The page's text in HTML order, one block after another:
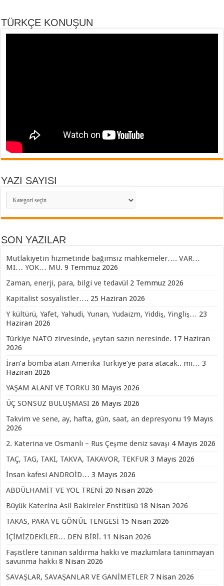
TÜRKÇE KONUŞUN
YAZI SAYISI
YAZI
SAYISI
SON YAZILAR
Mutlakiyetin hizmetinde bağımsız mahkemeler…. VAR…
MI… YOK… MU. 9 Temmuz 2026
Zaman, enerji, para, bilgi ve tedavül 2 Temmuz 2026
Kapitalist sosyalistler…. 25 Haziran 2026
Y kültürü, Yafet, Yahudi, Yunan, Yudaizm, Yiddiş, Yingliş… 23
Haziran 2026
Türkiye NATO zirvesinde, şeytan sazın neresinde. 17 Haziran
2026
İran’a bomba atan Amerika Türkiye’ye para atacak.. mı… 3
Haziran 2026
YAŞAM ALANI VE TORKU 30 Mayıs 2026
ÜÇ SONSUZ BULUŞMASI 26 Mayıs 2026
Takvim ve sene, ay, hafta, gün, saat, an depresyonu 19 Mayıs
2026
2. Katerina ve Osmanlı – Rus Çeşme deniz savaşı 4 Mayıs 2026
TAÇ, TAG, TAKI, TAKVA, TAKAVOR, TEKFUR 3 Mayıs 2026
İnsan kafesi ANDROİD… 3 Mayıs 2026
ABDÜLHAMİT VE YOL TRENİ 20 Nisan 2026
Büyük Katerina Asil Bakireler Enstitüsü 18 Nisan 2026
TAKAS, PARA VE GÖNÜL TENGESİ 15 Nisan 2026
İÇİMİZDEKİLER… DEN BİRİ. 11 Nisan 2026
Faşistlere tanınan saldırma hakkı ve mazlumlara tanınmayan
savunma hakkı 8 Nisan 2026
SAVAŞLAR, SAVAŞANLAR VE GANİMETLER 7 Nisan 2026